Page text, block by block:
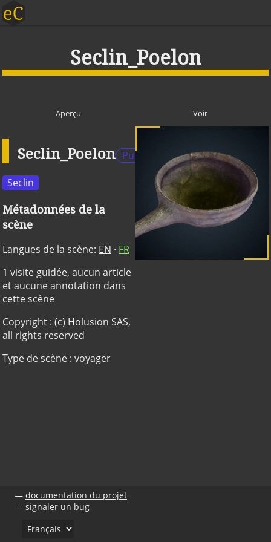
Seclin_Poelon
Aperçu Voir
Seclin_Poelon Publique
Seclin
Métadonnées de la
scène
Langues de la scène: EN · FR
1 visite guidée, aucun article
et aucune annotation dans
cette scène
Copyright : (c) Holusion SAS,
all rights reserved
Type de scène : voyager
documentation du projet
signaler un bug